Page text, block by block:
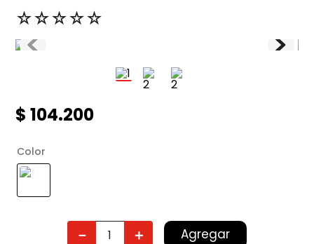
☆☆☆☆☆
$ 104.200
Color
＋
－ Agregar